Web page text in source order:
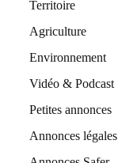
Territoire
Agriculture
Environnement
Vidéo & Podcast
Petites annonces
Annonces légales